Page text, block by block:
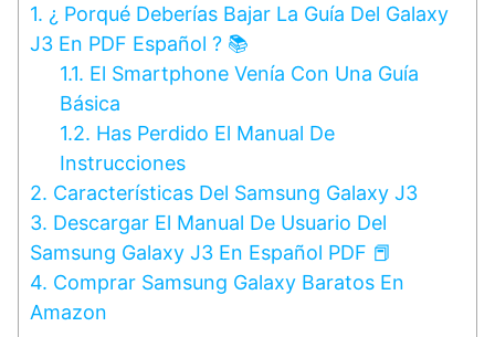
1. ¿ Porqué Deberías Bajar La Guía Del Galaxy
J3 En PDF Español ? 📚
1.1. El Smartphone Venía Con Una Guía
Básica
1.2. Has Perdido El Manual De
Instrucciones
2. Características Del Samsung Galaxy J3
3. Descargar El Manual De Usuario Del
Samsung Galaxy J3 En Español PDF 📕
4. Comprar Samsung Galaxy Baratos En
Amazon